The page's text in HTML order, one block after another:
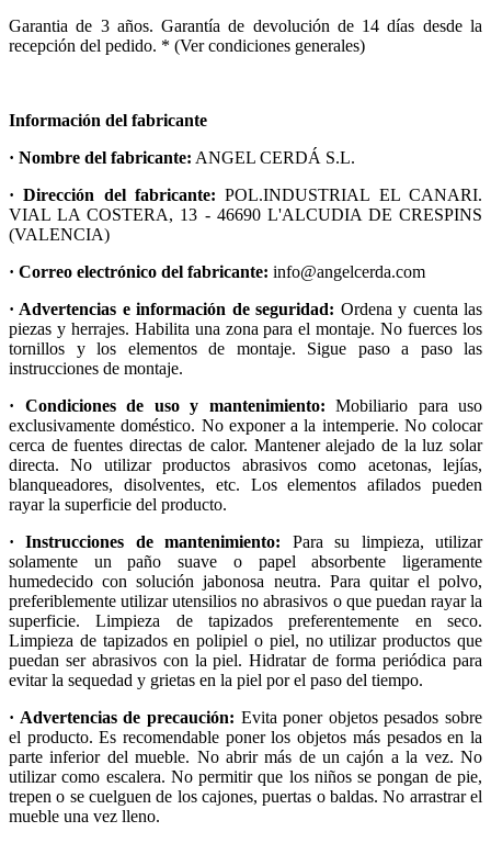
Garantia de 3 años. Garantía de devolución de 14 días desde la
recepción del pedido. * (Ver condiciones generales)
Información del fabricante
· Nombre del fabricante: ANGEL CERDÁ S.L.
· Dirección del fabricante: POL.INDUSTRIAL EL CANARI.
VIAL LA COSTERA, 13 - 46690 L'ALCUDIA DE CRESPINS
(VALENCIA)
· Correo electrónico del fabricante: info@angelcerda.com
· Advertencias e información de seguridad: Ordena y cuenta las
piezas y herrajes. Habilita una zona para el montaje. No fuerces los
tornillos y los elementos de montaje. Sigue paso a paso las
instrucciones de montaje.
· Condiciones de uso y mantenimiento: Mobiliario para uso
exclusivamente doméstico. No exponer a la intemperie. No colocar
cerca de fuentes directas de calor. Mantener alejado de la luz solar
directa. No utilizar productos abrasivos como acetonas, lejías,
blanqueadores, disolventes, etc. Los elementos afilados pueden
rayar la superficie del producto.
· Instrucciones de mantenimiento: Para su limpieza, utilizar
solamente un paño suave o papel absorbente ligeramente
humedecido con solución jabonosa neutra. Para quitar el polvo,
preferiblemente utilizar utensilios no abrasivos o que puedan rayar la
superficie. Limpieza de tapizados preferentemente en seco.
Limpieza de tapizados en polipiel o piel, no utilizar productos que
puedan ser abrasivos con la piel. Hidratar de forma periódica para
evitar la sequedad y grietas en la piel por el paso del tiempo.
· Advertencias de precaución: Evita poner objetos pesados sobre
el producto. Es recomendable poner los objetos más pesados en la
parte inferior del mueble. No abrir más de un cajón a la vez. No
utilizar como escalera. No permitir que los niños se pongan de pie,
trepen o se cuelguen de los cajones, puertas o baldas. No arrastrar el
mueble una vez lleno.